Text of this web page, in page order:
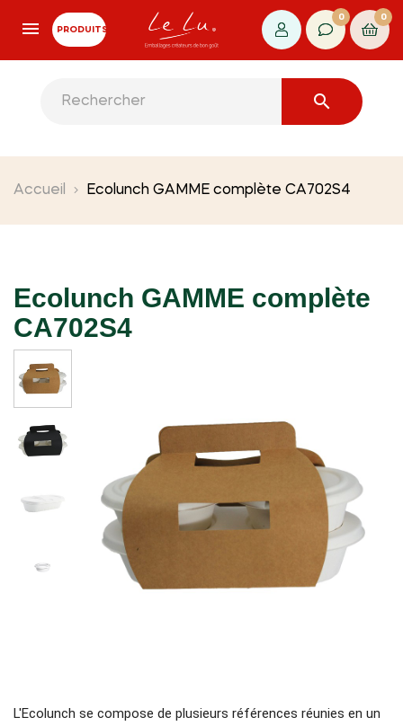
PRODUITS
0 0

Accueil Ecolunch GAMME complète CA702S4
Ecolunch GAMME complète
CA702S4
L'Ecolunch se compose de plusieurs références réunies en un